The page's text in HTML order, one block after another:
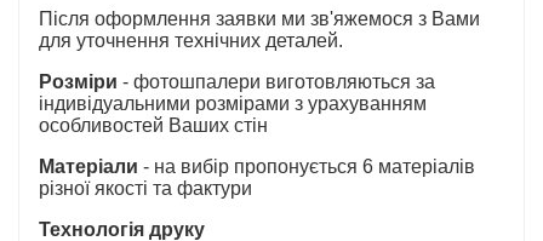
Після оформлення заявки ми зв'яжемося з Вами
для уточнення технічних деталей.
Розміри - фотошпалери виготовляються за
індивідуальними розмірами з урахуванням
особливостей Ваших стін
Матеріали - на вибір пропонується 6 матеріалів
різної якості та фактури
Технологія друку